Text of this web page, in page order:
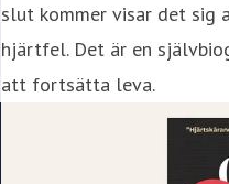
slut kommer visar det
hjärtfel. Det är en
att fortsätta leva.